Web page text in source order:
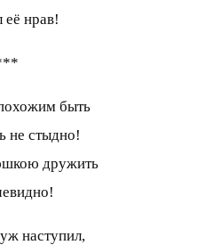
её нрав!
быть
не стыдно!
дружить
наступил,